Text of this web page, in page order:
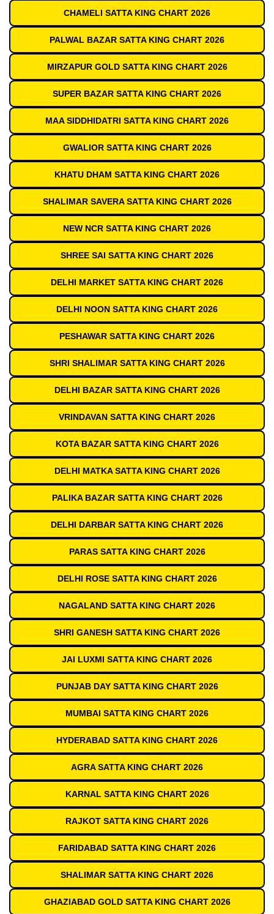
CHAMELI SATTA KING CHART 2026
PALWAL BAZAR SATTA KING CHART 2026
MIRZAPUR GOLD SATTA KING CHART 2026
SUPER BAZAR SATTA KING CHART 2026
MAA SIDDHIDATRI SATTA KING CHART 2026
GWALIOR SATTA KING CHART 2026
KHATU DHAM SATTA KING CHART 2026
SHALIMAR SAVERA SATTA KING CHART 2026
NEW NCR SATTA KING CHART 2026
SHREE SAI SATTA KING CHART 2026
DELHI MARKET SATTA KING CHART 2026
DELHI NOON SATTA KING CHART 2026
PESHAWAR SATTA KING CHART 2026
SHRI SHALIMAR SATTA KING CHART 2026
DELHI BAZAR SATTA KING CHART 2026
VRINDAVAN SATTA KING CHART 2026
KOTA BAZAR SATTA KING CHART 2026
DELHI MATKA SATTA KING CHART 2026
PALIKA BAZAR SATTA KING CHART 2026
DELHI DARBAR SATTA KING CHART 2026
PARAS SATTA KING CHART 2026
DELHI ROSE SATTA KING CHART 2026
NAGALAND SATTA KING CHART 2026
SHRI GANESH SATTA KING CHART 2026
JAI LUXMI SATTA KING CHART 2026
PUNJAB DAY SATTA KING CHART 2026
MUMBAI SATTA KING CHART 2026
HYDERABAD SATTA KING CHART 2026
AGRA SATTA KING CHART 2026
KARNAL SATTA KING CHART 2026
RAJKOT SATTA KING CHART 2026
FARIDABAD SATTA KING CHART 2026
SHALIMAR SATTA KING CHART 2026
GHAZIABAD GOLD SATTA KING CHART 2026